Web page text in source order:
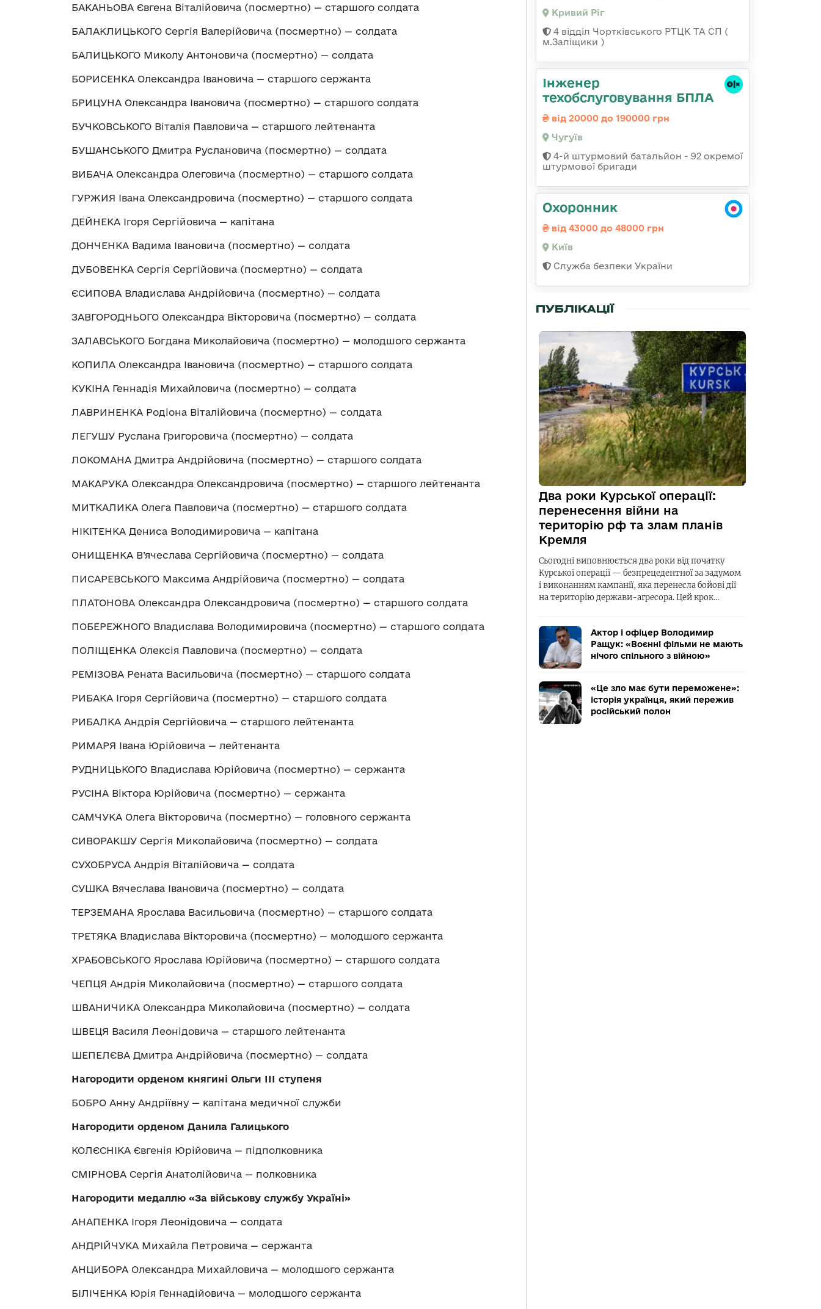
БАКАНЬОВА Євгена Віталійовича (посмертно) — старшого солдата
БАЛАКЛИЦЬКОГО Сергія Валерійовича (посмертно) — солдата
БАЛИЦЬКОГО Миколу Антоновича (посмертно) — солдата
БОРИСЕНКА Олександра Івановича — старшого сержанта
БРИЦУНА Олександра Івановича (посмертно) — старшого солдата
БУЧКОВСЬКОГО Віталія Павловича — старшого лейтенанта
БУШАНСЬКОГО Дмитра Руслановича (посмертно) — солдата
ВИБАЧА Олександра Олеговича (посмертно) — старшого солдата
ГУРЖИЯ Івана Олександровича (посмертно) — старшого солдата
ДЕЙНЕКА Ігоря Сергійовича — капітана
ДОНЧЕНКА Вадима Івановича (посмертно) — солдата
ДУБОВЕНКА Сергія Сергійовича (посмертно) — солдата
ЄСИПОВА Владислава Андрійовича (посмертно) — солдата
ЗАВГОРОДНЬОГО Олександра Вікторовича (посмертно) — солдата
ЗАЛАВСЬКОГО Богдана Миколайовича (посмертно) — молодшого сержанта
КОПИЛА Олександра Івановича (посмертно) — старшого солдата
КУКІНА Геннадія Михайловича (посмертно) — солдата
ЛАВРИНЕНКА Родіона Віталійовича (посмертно) — солдата
ЛЕГУШУ Руслана Григоровича (посмертно) — солдата
ЛОКОМАНА Дмитра Андрійовича (посмертно) — старшого солдата
МАКАРУКА Олександра Олександровича (посмертно) — старшого лейтенанта
МИТКАЛИКА Олега Павловича (посмертно) — старшого солдата
НІКІТЕНКА Дениса Володимировича — капітана
ОНИЩЕНКА В’ячеслава Сергійовича (посмертно) — солдата
ПИСАРЕВСЬКОГО Максима Андрійовича (посмертно) — солдата
ПЛАТОНОВА Олександра Олександровича (посмертно) — старшого солдата
ПОБЕРЕЖНОГО Владислава Володимировича (посмертно) — старшого солдата
ПОЛІЩЕНКА Олексія Павловича (посмертно) — солдата
РЕМІЗОВА Рената Васильовича (посмертно) — старшого солдата
РИБАКА Ігоря Сергійовича (посмертно) — старшого солдата
РИБАЛКА Андрія Сергійовича — старшого лейтенанта
РИМАРЯ Івана Юрійовича — лейтенанта
РУДНИЦЬКОГО Владислава Юрійовича (посмертно) — сержанта
РУСІНА Віктора Юрійовича (посмертно) — сержанта
САМЧУКА Олега Вікторовича (посмертно) — головного сержанта
СИВОРАКШУ Сергія Миколайовича (посмертно) — солдата
СУХОБРУСА Андрія Віталійовича — солдата
СУШКА Вячеслава Івановича (посмертно) — солдата
ТЕРЗЕМАНА Ярослава Васильовича (посмертно) — старшого солдата
ТРЕТЯКА Владислава Вікторовича (посмертно) — молодшого сержанта
ХРАБОВСЬКОГО Ярослава Юрійовича (посмертно) — старшого солдата
ЧЕПЦЯ Андрія Миколайовича (посмертно) — старшого солдата
ШВАНИЧИКА Олександра Миколайовича (посмертно) — солдата
ШВЕЦЯ Василя Леонідовича — старшого лейтенанта
ШЕПЕЛЄВА Дмитра Андрійовича (посмертно) — солдата
Нагородити орденом княгині Ольги ІІІ ступеня
БОБРО Анну Андріївну — капітана медичної служби
Нагородити орденом Данила Галицького
КОЛЄСНІКА Євгенія Юрійовича — підполковника
СМІРНОВА Сергія Анатолійовича — полковника
Нагородити медаллю «За військову службу Україні»
АНАПЕНКА Ігоря Леонідовича — солдата
АНДРІЙЧУКА Михайла Петровича — сержанта
АНЦИБОРА Олександра Михайловича — молодшого сержанта
БІЛІЧЕНКА Юрія Геннадійовича — молодшого сержанта
Кривий Ріг
4 відділ Чортківського РТЦК ТА СП (
м.Заліщики )
Інженер
техобслуговування БПЛА
від 20000 до 190000 грн
Чугуїв
4-й штурмовий батальйон - 92 окремої
штурмової бригади
Охоронник
від 43000 до 48000 грн
Київ
Служба безпеки України
ПУБЛІКАЦІЇ
Два роки Курської операції:
перенесення війни на
територію рф та злам планів
Кремля
Сьогодні виповнюється два роки від початку
Курської операції — безпрецедентної за задумом
і виконанням кампанії, яка перенесла бойові дії
на територію держави-агресора. Цей крок…
Актор і офіцер Володимир
Ращук: «Воєнні фільми не мають
нічого спільного з війною»
«Це зло має бути переможене»:
історія українця, який пережив
російський полон